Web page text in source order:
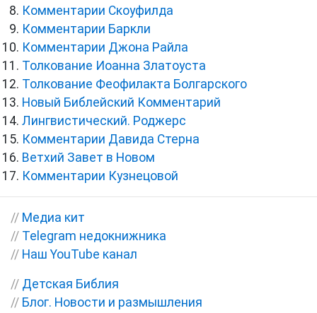
Комментарии Скоуфилда
Комментарии Баркли
Комментарии Джона Райла
Толкование Иоанна Златоуста
Толкование Феофилакта Болгарского
Новый Библейский Комментарий
Лингвистический. Роджерс
Комментарии Давида Стерна
Ветхий Завет в Новом
Комментарии Кузнецовой
// Медиа кит
// Telegram недокнижника
// Наш YouTube канал
// Детская Библия
// Блог. Новости и размышления